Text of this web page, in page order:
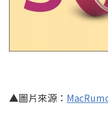
▲圖片來源：